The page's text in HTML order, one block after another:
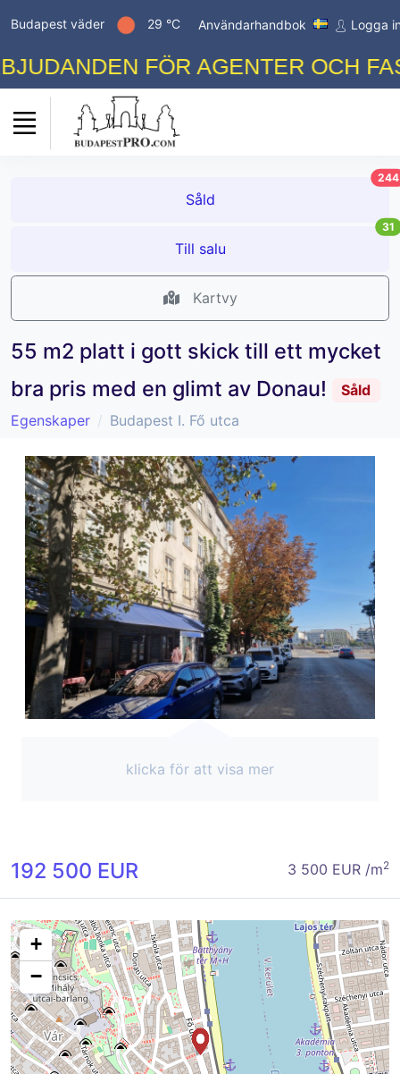
Budapest väder 29 °C Användarhandbok Logga
FÖR AGENTER OCH
Såld
244
Till salu
31
Kartvy
55 m2 platt i gott skick till ett mycket
bra pris med en glimt av Donau!
Såld
Egenskaper
Budapest I. Fő utca
klicka för att visa mer
192 500 EUR 3 500 EUR /m2
+
−